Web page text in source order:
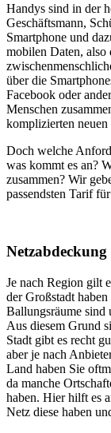
Handys sind in der
Geschäftsmann,
Smartphone und
mobilen Daten,
über die
Facebook oder
Menschen
komplizierten neuen
Doch welche
was kommt es an?
zusammen? Wir
passendsten Tarif
Netzabdeckung
Je nach Region gilt
der Großstadt
Ballungsräume sind
Aus diesem Grund
Stadt gibt es recht
aber je nach
Land haben Sie
da manche
haben. Hier hilft es
Netz diese haben